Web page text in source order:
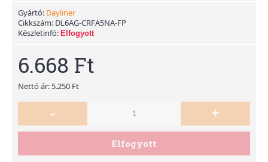
Gyártó: Dayliner
Cikkszám: DL6AG-CRFA5NA-FP
Készletinfó: Elfogyott
6.668 Ft
Nettó ár: 5.250 Ft
- +
Elfogyott